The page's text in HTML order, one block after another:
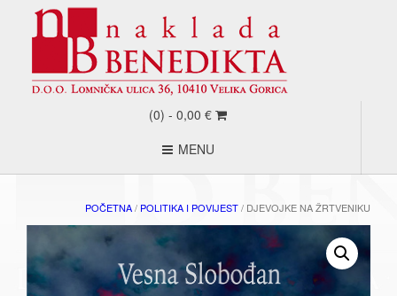
(0) - 0,00 €
MENU
POČETNA/ POLITIKA I POVIJEST/ DJEVOJKE NA ŽRTVENIKU